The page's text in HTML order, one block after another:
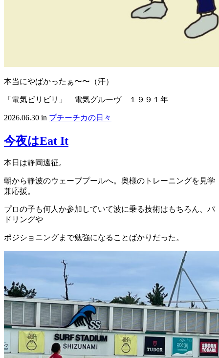
本当にやばかったぁ〜〜（汗）
「電気ビリビリ」 電気グルーヴ １９９１年
2026.06.30 in プチーチカの日々
今夜はEat It
本日は静岡遠征。
朝から静波のウェーブプールへ。奥様のトレーニングを見学
兼応援。
プロの子も何人か参加していて波に乗る技術はもちろん、パ
ドリングや
ポジショニングまで勉強になることばかりだった。